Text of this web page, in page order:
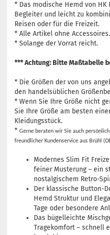
* Das modische Hemd von
Begleiter und leicht zu
Reisen oder für die Freizeit.
* Alle Artikel ohne Accessoires.
* Solange der Vorrat reicht.
*** Achtung: Bitte Maßtabelle
* Die Größen der von uns
den handelsüblichen
* Wenn Sie Ihre Größe nicht
Sie Ihre Größe am besten
Kleidungsstück.
* Gerne beraten wir Sie auch
freundlicher Kundenservice aus Brühl
Modernes Slim Fit
feiner Musterung – ein
nostalgischem Retro-
Der klassische Button-
Hemd Struktur und
Tage oder besondere
Das bügelleichte
Tragekomfort – schnell